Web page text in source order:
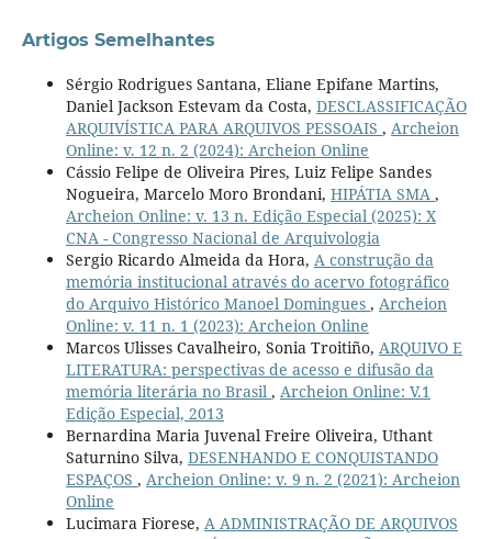
Artigos Semelhantes
Sérgio Rodrigues Santana, Eliane Epifane Martins,
Daniel Jackson Estevam da Costa, DESCLASSIFICAÇÃO
ARQUIVÍSTICA PARA ARQUIVOS PESSOAIS , Archeion
Online: v. 12 n. 2 (2024): Archeion Online
Cássio Felipe de Oliveira Pires, Luiz Felipe Sandes
Nogueira, Marcelo Moro Brondani, HIPÁTIA SMA ,
Archeion Online: v. 13 n. Edição Especial (2025): X
CNA - Congresso Nacional de Arquivologia
Sergio Ricardo Almeida da Hora, A construção da
memória institucional através do acervo fotográfico
do Arquivo Histórico Manoel Domingues , Archeion
Online: v. 11 n. 1 (2023): Archeion Online
Marcos Ulisses Cavalheiro, Sonia Troitiño, ARQUIVO E
LITERATURA: perspectivas de acesso e difusão da
memória literária no Brasil , Archeion Online: V.1
Edição Especial, 2013
Bernardina Maria Juvenal Freire Oliveira, Uthant
Saturnino Silva, DESENHANDO E CONQUISTANDO
ESPAÇOS , Archeion Online: v. 9 n. 2 (2021): Archeion
Online
Lucimara Fiorese, A ADMINISTRAÇÃO DE ARQUIVOS